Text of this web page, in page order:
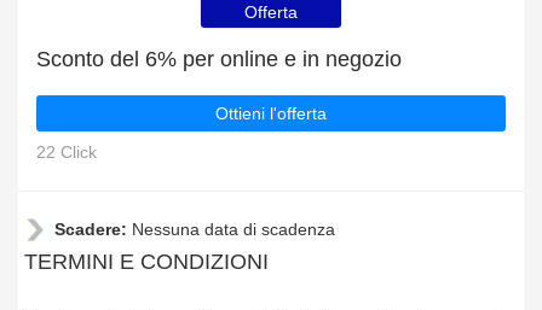
Offerta
Sconto del 6% per online e in negozio
Ottieni l'offerta
22 Click
Scadere: Nessuna data di scadenza
TERMINI E CONDIZIONI